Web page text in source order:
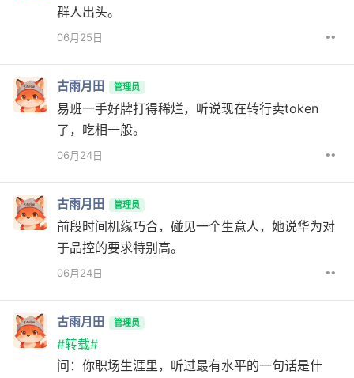
群人出头。
06月25日 ••
古雨月田 管理员
易班一手好牌打得稀烂，听说现在转行卖token
了，吃相一般。
06月24日 ••
古雨月田 管理员
前段时间机缘巧合，碰见一个生意人，她说华为对
于品控的要求特别高。
06月24日 ••
古雨月田 管理员
#转载#
问：你职场生涯里，听过最有水平的一句话是什